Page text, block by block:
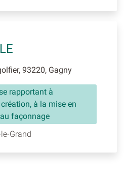
93220, Gagny
rapportant à
à la mise en
façonnage
Grand